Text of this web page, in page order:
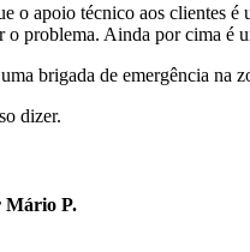
o apoio técnico aos clientes
o problema. Ainda por cima é
brigada de emergência na
dizer.
Mário P.